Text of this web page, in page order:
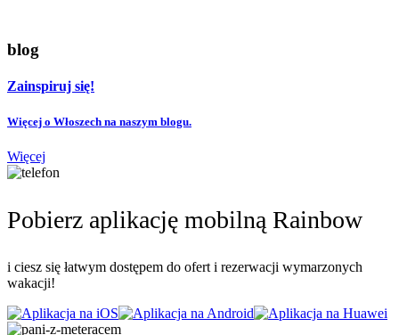
blog
Zainspiruj się!
Więcej o Włoszech na naszym blogu.
Więcej
Pobierz aplikację mobilną Rainbow
i ciesz się łatwym dostępem do ofert i rezerwacji wymarzonych
wakacji!